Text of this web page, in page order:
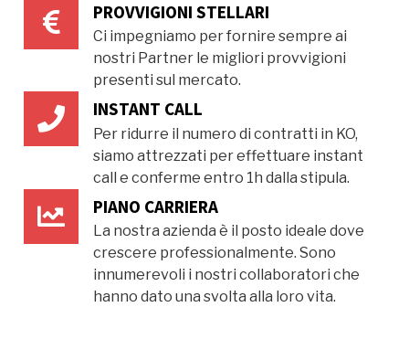
PROVVIGIONI STELLARI
Ci impegniamo per fornire sempre ai
nostri Partner le migliori provvigioni
presenti sul mercato.
INSTANT CALL
Per ridurre il numero di contratti in KO,
siamo attrezzati per effettuare instant
call e conferme entro 1h dalla stipula.
PIANO CARRIERA
La nostra azienda è il posto ideale dove
crescere professionalmente. Sono
innumerevoli i nostri collaboratori che
hanno dato una svolta alla loro vita.